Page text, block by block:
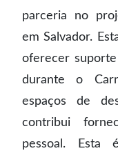
parceria no
em Salvador.
oferecer suporte
durante o
espaços de
contribui
pessoal. Esta